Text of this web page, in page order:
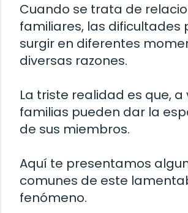
Cuando se trata de
familiares, las dificultades
surgir en diferentes
diversas razones.
La triste realidad es que, a
familias pueden dar la
de sus miembros.
Aquí te presentamos
comunes de este
fenómeno.